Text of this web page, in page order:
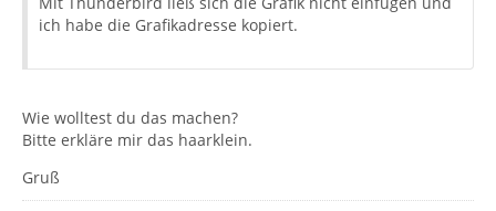
ich habe die Grafikadresse kopiert.
Wie wolltest du das machen?
Bitte erkläre mir das haarklein.
Gruß